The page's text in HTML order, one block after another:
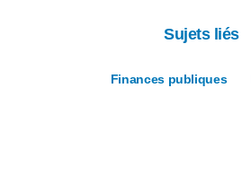
Sujets liés
Finances publiques